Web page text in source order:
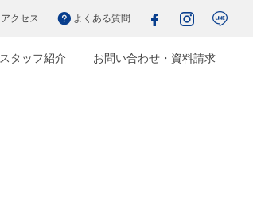
アクセス よくある質問
スタッフ紹介 お問い合わせ・資料請求